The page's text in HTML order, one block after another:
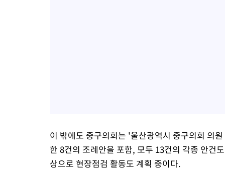
이 밖에도 중구의회는 '울산광역시 중구의회 의
한 8건의 조례안을 포함, 모두 13건의 각종 안건
상으로 현장점검 활동도 계획 중이다.